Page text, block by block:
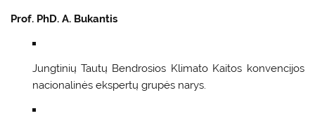
Prof. PhD. A. Bukantis
Jungtinių Tautų Bendrosios Klimato Kaitos konvencijos
nacionalinės ekspertų grupės narys.